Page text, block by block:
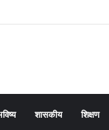
१२५ पोलीस पाटलांची कार्यशाळा
शासकीय शिक्षण